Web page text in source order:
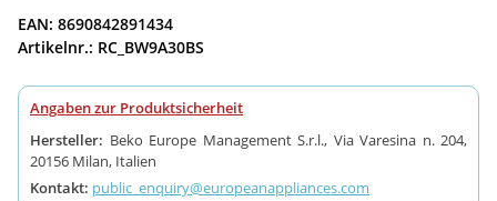
EAN: 8690842891434
Artikelnr.: RC_BW9A30BS
Angaben zur Produktsicherheit
Hersteller: Beko Europe Management S.r.l., Via Varesina n. 204,
20156 Milan, Italien
Kontakt: public_enquiry@europeanappliances.com